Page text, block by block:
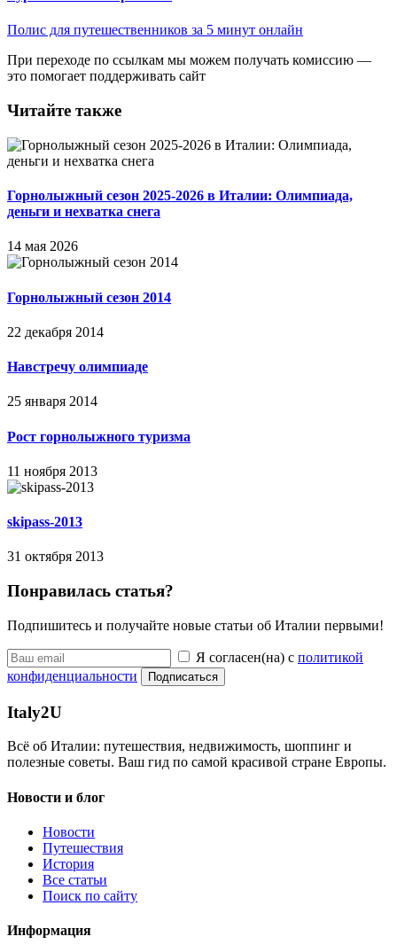
Полис для путешественников за 5 минут онлайн
При переходе по ссылкам мы можем получать комиссию —
это помогает поддерживать сайт
Читайте также
Горнолыжный сезон 2025-2026 в Италии: Олимпиада,
деньги и нехватка снега
14 мая 2026
Горнолыжный сезон 2014
22 декабря 2014
Навстречу олимпиаде
25 января 2014
Рост горнолыжного туризма
11 ноября 2013
skipass-2013
31 октября 2013
Понравилась статья?
Подпишитесь и получайте новые статьи об Италии первыми!
Я согласен(на) с политикой
конфиденциальности
Подписаться
Italy2U
Всё об Италии: путешествия, недвижимость, шоппинг и
полезные советы. Ваш гид по самой красивой стране Европы.
Новости и блог
Новости
Путешествия
История
Все статьи
Поиск по сайту
Информация